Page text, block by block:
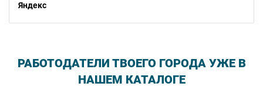
Яндекс
РАБОТОДАТЕЛИ ТВОЕГО ГОРОДА УЖЕ В
НАШЕМ КАТАЛОГЕ